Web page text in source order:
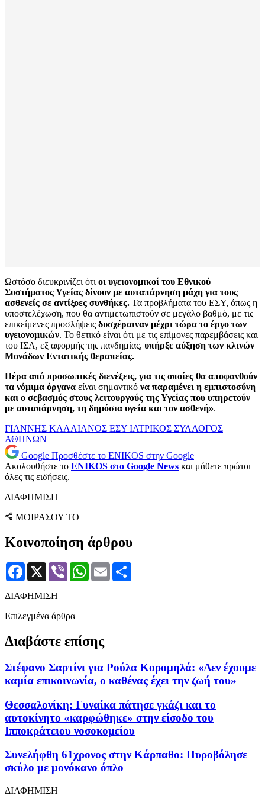
Ωστόσο διευκρινίζει ότι οι υγειονομικοί του Εθνικού
Συστήματος Υγείας δίνουν με αυταπάρνηση μάχη για τους
ασθενείς σε αντίξοες συνθήκες. Τα προβλήματα του ΕΣΥ, όπως η
υποστελέχωση, που θα αντιμετωπιστούν σε μεγάλο βαθμό, με τις
επικείμενες προσλήψεις δυσχέραιναν μέχρι τώρα το έργο των
υγειονομικών. Το θετικό είναι ότι με τις επίμονες παρεμβάσεις και
του ΙΣΑ, εξ αφορμής της πανδημίας, υπήρξε αύξηση των κλινών
Μονάδων Εντατικής θεραπείας.
Πέρα από προσωπικές διενέξεις, για τις οποίες θα αποφανθούν
τα νόμιμα όργανα είναι σημαντικό να παραμένει η εμπιστοσύνη
και ο σεβασμός στους λειτουργούς της Υγείας που υπηρετούν
με αυταπάρνηση, τη δημόσια υγεία και τον ασθενή».
ΓΙΑΝΝΗΣ ΚΑΛΛΙΑΝΟΣ ΕΣΥ ΙΑΤΡΙΚΟΣ ΣΥΛΛΟΓΟΣ
ΑΘΗΝΩΝ
Google Προσθέστε το ENIKOS στην Google
Ακολουθήστε το ENIKOS στο Google News και μάθετε πρώτοι
όλες τις ειδήσεις.
ΔΙΑΦΗΜΙΣΗ
ΜΟΙΡΑΣΟΥ ΤΟ
Κοινοποίηση άρθρου
Facebook
X Viber WhatsApp
Email
ΔΙΑΦΗΜΙΣΗ
Επιλεγμένα άρθρα
Διαβάστε επίσης
Στέφανο Σαρτίνι για Ρούλα Κορομηλά: «Δεν έχουμε
καμία επικοινωνία, ο καθένας έχει την ζωή του»
Θεσσαλονίκη: Γυναίκα πάτησε γκάζι και το
αυτοκίνητο «καρφώθηκε» στην είσοδο του
Ιπποκράτειου νοσοκομείου
Συνελήφθη 61χρονος στην Κάρπαθο: Πυροβόλησε
σκύλο με μονόκανο όπλο
ΔΙΑΦΗΜΙΣΗ